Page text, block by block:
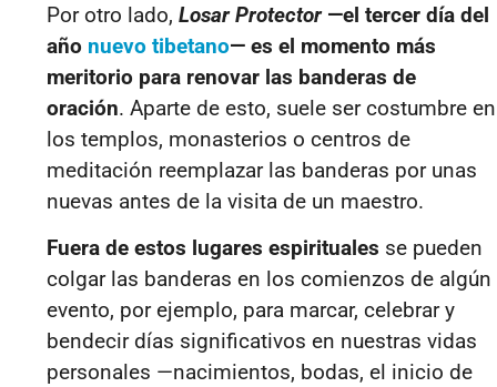
Por otro lado, Losar Protector —el tercer día del
año nuevo tibetano— es el momento más
meritorio para renovar las banderas de
oración. Aparte de esto, suele ser costumbre en
los templos, monasterios o centros de
meditación reemplazar las banderas por unas
nuevas antes de la visita de un maestro.
Fuera de estos lugares espirituales se pueden
colgar las banderas en los comienzos de algún
evento, por ejemplo, para marcar, celebrar y
bendecir días significativos en nuestras vidas
personales —nacimientos, bodas, el inicio de